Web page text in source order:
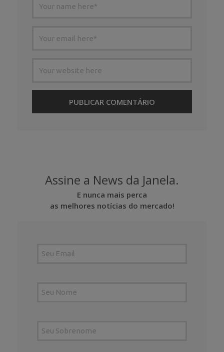
Assine a News da Janela.
E nunca mais perca
as melhores notícias do mercado!